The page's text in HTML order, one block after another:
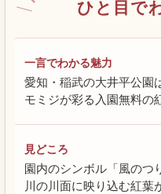
ひと目で
一言でわかる魅力
愛知・稲武の大井平公園
モミジが彩る入園無料の
見どころ
園内のシンボル「風のつ
川の川面に映り込む紅葉